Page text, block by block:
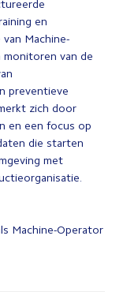
en
Machine-
van de
preventieve
zich door
en een focus op
die starten
met
Machine-Operator